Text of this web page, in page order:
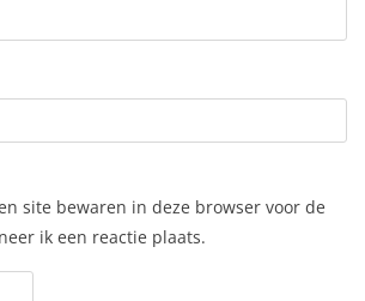
site bewaren in deze browser voor de
ik een reactie plaats.